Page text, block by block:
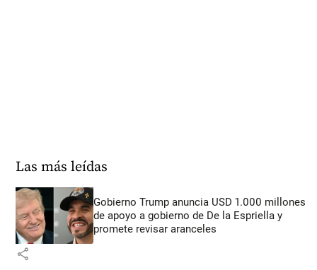
Las más leídas
Gobierno Trump anuncia USD 1.000 millones
de apoyo a gobierno de De la Espriella y
promete revisar aranceles
share